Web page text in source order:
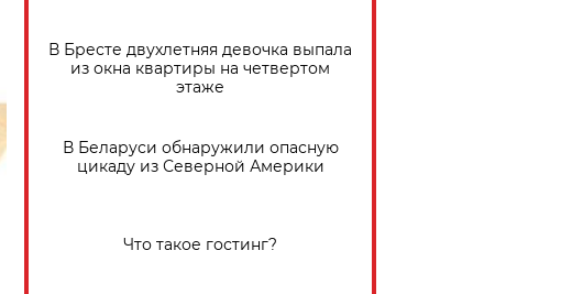
В Бресте двухлетняя девочка выпала
из окна квартиры на четвертом
этаже
В Беларуси обнаружили опасную
цикаду из Северной Америки
Что такое гостинг?